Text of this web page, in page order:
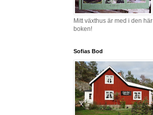
Mitt växthus är med i den här
boken!
Sofias Bod